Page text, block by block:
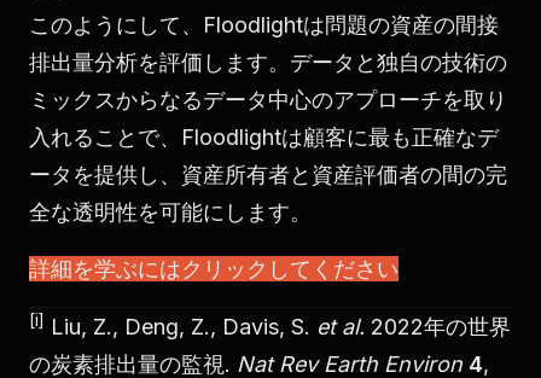
このようにして、Floodlightは問題の資産の間接
排出量分析を評価します。データと独自の技術の
ミックスからなるデータ中心のアプローチを取り
入れることで、Floodlightは顧客に最も正確なデ
ータを提供し、資産所有者と資産評価者の間の完
全な透明性を可能にします。
詳細を学ぶにはクリックしてください
[i] Liu, Z., Deng, Z., Davis, S. et al. 2022年の世界
の炭素排出量の監視. Nat Rev Earth Environ 4,